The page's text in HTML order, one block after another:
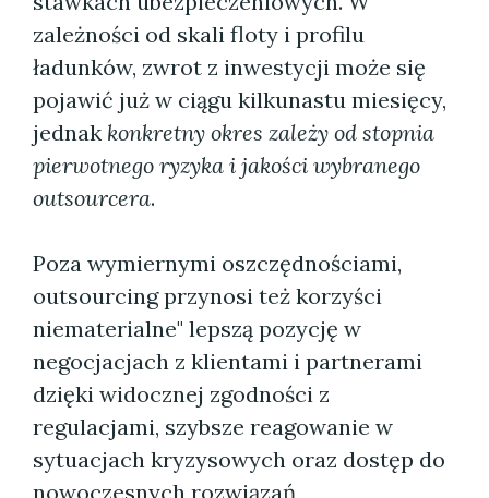
zależności od skali floty i profilu
ładunków, zwrot z inwestycji może się
pojawić już w ciągu kilkunastu miesięcy,
jednak konkretny okres zależy od stopnia
pierwotnego ryzyka i jakości wybranego
outsourcera.
Poza wymiernymi oszczędnościami,
outsourcing przynosi też korzyści
niematerialne" lepszą pozycję w
negocjacjach z klientami i partnerami
dzięki widocznej zgodności z
regulacjami, szybsze reagowanie w
sytuacjach kryzysowych oraz dostęp do
nowoczesnych rozwiązań